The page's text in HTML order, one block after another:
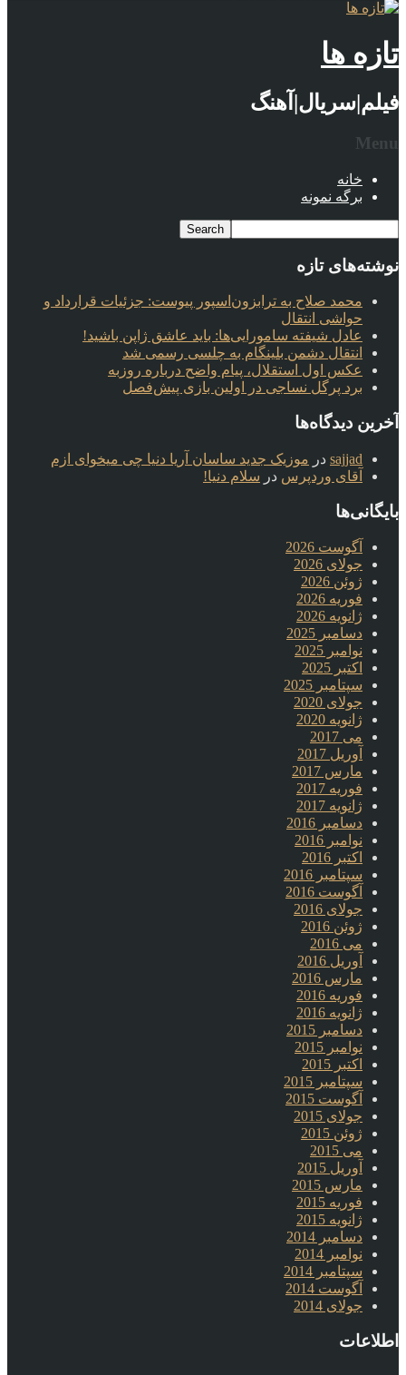
تازه ها
فیلم|سریال|آهنگ
Menu
خانه
برگه نمونه
نوشته‌های تازه
محمد صلاح به ترابزون‌اسپور پیوست: جزئیات قرارداد و
حواشی انتقال
عادل شیفته سامورایی‌ها: باید عاشق ژاپن باشید!
انتقال دشمن بلینگام به چلسی رسمی شد
عکس اول استقلال، پیام واضح درباره روزبه
برد پرگل نساجی در اولین بازی پیش‌فصل
آخرین دیدگاه‌ها
sajjad در موزیک جدید ساسان آریا دنیا چی میخوای ازم
آقای وردپرس در سلام دنیا!
بایگانی‌ها
آگوست 2026
جولای 2026
ژوئن 2026
فوریه 2026
ژانویه 2026
دسامبر 2025
نوامبر 2025
اکتبر 2025
سپتامبر 2025
جولای 2020
ژانویه 2020
می 2017
آوریل 2017
مارس 2017
فوریه 2017
ژانویه 2017
دسامبر 2016
نوامبر 2016
اکتبر 2016
سپتامبر 2016
آگوست 2016
جولای 2016
ژوئن 2016
می 2016
آوریل 2016
مارس 2016
فوریه 2016
ژانویه 2016
دسامبر 2015
نوامبر 2015
اکتبر 2015
سپتامبر 2015
آگوست 2015
جولای 2015
ژوئن 2015
می 2015
آوریل 2015
مارس 2015
فوریه 2015
ژانویه 2015
دسامبر 2014
نوامبر 2014
سپتامبر 2014
آگوست 2014
جولای 2014
اطلاعات